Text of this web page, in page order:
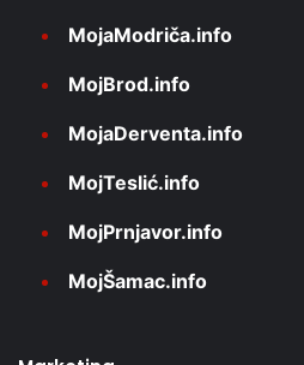
MojaModriča.info
MojBrod.info
MojaDerventa.info
MojTeslić.info
MojPrnjavor.info
MojŠamac.info